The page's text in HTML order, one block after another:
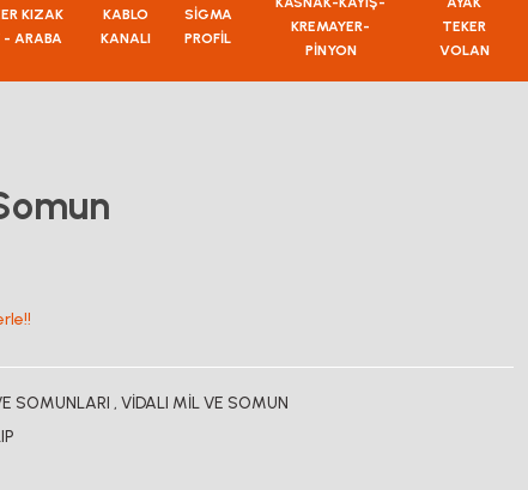
KIZAK
- ARABA
KABLO
KANALI
SİGMA
PROFİL
KREMAYER-
PİNYON
TEKER
VOLAN
SOMUNLARI , VİDALI MİL VE SOMUN